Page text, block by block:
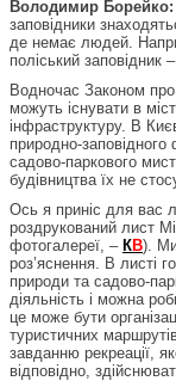
Володимир Борейко:
заповідники
де немає людей.
поліський заповідник
Водночас Законом про
можуть існувати в
інфраструктуру. В
природно-
садово-паркового
будівництва їх не
Ось я приніс для вас
роздрукований лист
фотогалереї, – КВ).
роз’яснення. В листі
природи та садово-
діяльність і можна
це може бути
туристичних
завданню рекреації,
відповідно,